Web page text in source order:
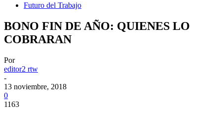
Futuro del Trabajo
BONO FIN DE AÑO: QUIENES LO
COBRARAN
Por
editor2 rtw
-
13 noviembre, 2018
0
1163